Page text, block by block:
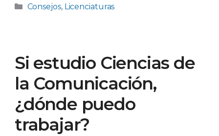
Categorías
Consejos, Licenciaturas
Si estudio Ciencias de
la Comunicación,
¿dónde puedo
trabajar?